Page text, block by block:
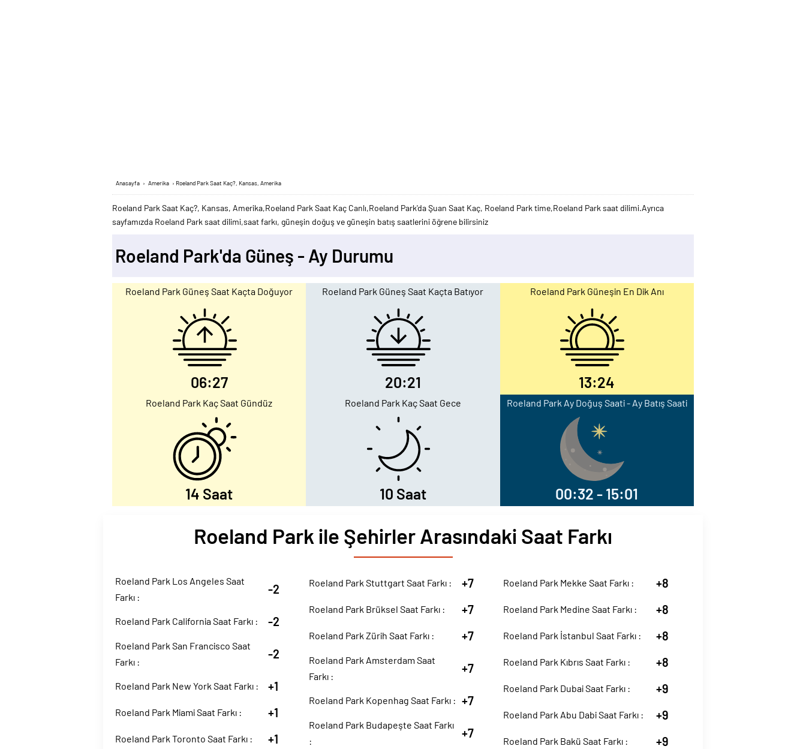
Anasayfa › Amerika › Roeland Park Saat Kaç?, Kansas, Amerika
Roeland Park Saat Kaç?, Kansas, Amerika,Roeland Park Saat Kaç Canlı,Roeland Park'da Şuan Saat Kaç, Roeland Park time,Roeland Park saat dilimi.Ayrıca
sayfamızda Roeland Park saat dilimi,saat farkı, güneşin doğuş ve güneşin batış saatlerini öğrene bilirsiniz
Roeland Park'da Güneş - Ay Durumu
Roeland Park Güneş Saat Kaçta Doğuyor
06:27
Roeland Park Güneş Saat Kaçta Batıyor
20:21
Roeland Park Güneşin En Dik Anı
13:24
Roeland Park Kaç Saat Gündüz
14 Saat
Roeland Park Kaç Saat Gece
10 Saat
Roeland Park Ay Doğuş Saati - Ay Batış Saati
00:32 - 15:01
Roeland Park ile Şehirler Arasındaki Saat Farkı
Roeland Park Los Angeles Saat
Farkı :
-2
Roeland Park California Saat Farkı : -2
Roeland Park San Francisco Saat
Farkı :
-2
Roeland Park New York Saat Farkı : +1
Roeland Park Miami Saat Farkı : +1
Roeland Park Toronto Saat Farkı : +1
Roeland Park Stuttgart Saat Farkı : +7
Roeland Park Brüksel Saat Farkı : +7
Roeland Park Zürih Saat Farkı : +7
Roeland Park Amsterdam Saat
Farkı :
+7
Roeland Park Kopenhag Saat Farkı : +7
Roeland Park Budapeşte Saat Farkı
:
+7
Roeland Park Mekke Saat Farkı : +8
Roeland Park Medine Saat Farkı : +8
Roeland Park İstanbul Saat Farkı : +8
Roeland Park Kıbrıs Saat Farkı : +8
Roeland Park Dubai Saat Farkı : +9
Roeland Park Abu Dabi Saat Farkı : +9
Roeland Park Bakü Saat Farkı : +9